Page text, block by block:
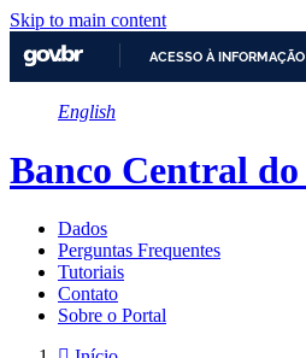
Skip to main content
ACESSO À INFORMAÇÃO
English
Banco Central
Dados
Perguntas Frequentes
Tutoriais
Contato
Sobre o Portal